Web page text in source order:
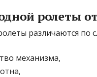
ролеты
различаются
механизма,